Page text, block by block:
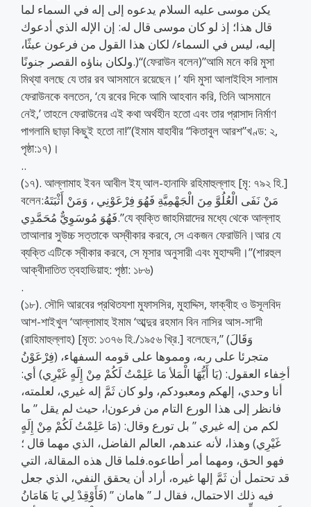
يكن موسى عليه السلام يدعوه إلى إله في السماء لما
قال هذا؛ إذ لو كان موسى قال له: إن الإله الذي أدعوك
إليه، ليس في السماء/ لكان هذا القول من فرعون عبثًا،
ولكان بناؤه القصر جنونًا.)“(ফেরাউন বলেন)”আমি মনে করি মুসা
মিথ্যা বলছে যে তার রব আসমানে রয়েছেন।’ যদি মুসা আলাইহিস সালাম
ফেরাউনকে বলতেন, ‘যে রবের দিকে আমি আহবান করি, তিনি আসমানে
নেই,’ তাহলে ফেরাউনের এই কথা অর্থহীন হতো এবং তার প্রাসাদ নির্মাণ
পাগলামি ছাড়া কিছুই হতো না!”(ইমাম যাহাবীর “কিতাবুল আরশ”খণ্ড: ২,
পৃষ্ঠা:১৭)।
..
(১৭). আল্লামাহ ইবন আবীল ইয্ আল-হানাফি রহিমাহুল্লাহ [মৃ: ৭৯২ হি.]
বলেন:مَنْ نَفَى الْعُلُوَّ مِنَ الْجَهْمِيَّةِ فَهُوَ فِرْعَوْنِي ، وَمَنْ أَثْبَتَهُ
فَهُوَ مُوسَوِيٌّ مُحَمَّدِي.”যে ব্যক্তি জাহমিয়াদের মধ্যে থেকে আল্লাহ
তাআলার সুউচ্চ সত্তাকে অস্বীকার করবে, সে একজন ফেরাউনি।আর যে
ব্যক্তি এটিকে স্বীকার করবে, সে মূসার অনুসারী এবং মুহাম্মদী।”(শারহুল
আক্বীদাতিত ত্বহাভিয়াহ: পৃষ্ঠা: ১৮৬)
.
(১৮). সৌদি আরবের প্রথিতযশা মুফাসসির, মুহাদ্দিস, ফাক্বীহ ও উসূলবিদ
আশ-শাইখুল ‘আল্লামাহ ইমাম ‘আব্দুর রহমান বিন নাসির আস-সা‘দী
(রাহিমাহুল্লাহ) [মৃত: ১৩৭৬ হি./১৯৫৬ খ্রি.] বলেছেন,” (وَقَالَ
فِرْعَوْنُ) متجرئا على ربه، ومموها على قومه السفهاء،
أخِفاء العقول: (يَا أَيُّهَا الْمَلأ مَا عَلِمْتُ لَكُمْ مِنْ إِلَهٍ غَيْرِي) أي:
أنا وحدي، إلهكم ومعبودكم، ولو كان ثَمَّ إله غيري، لعلمته،
فانظر إلى هذا الورع التام من فرعون!، حيث لم يقل ” ما
لكم من إله غيري ” بل تورع وقال: (مَا عَلِمْتُ لَكُمْ مِنْ إِلَهٍ
غَيْرِي) وهذا، لأنه عندهم، العالم الفاضل، الذي مهما قال ؛
فهو الحق، ومهما أمر أطاعوه.فلما قال هذه المقالة، التي
قد تحتمل أن ثَمَّ إلها غيره، أراد أن يحقق النفي، الذي جعل
فيه ذلك الاحتمال، فقال لـ ” هامان ” (فَأَوْقِدْ لِي يَا هَامَانُ